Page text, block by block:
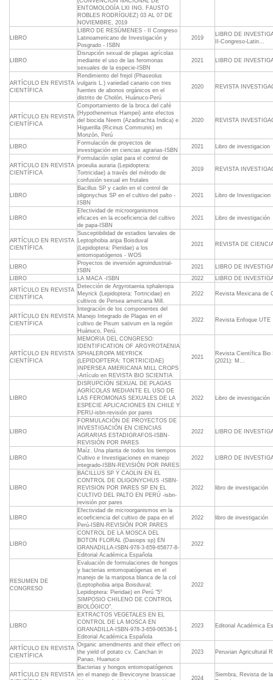
ENTOMOLOGÍA LXI ING. FAUSTO
ROBLES RODRÍGUEZ) 03 AL 07 DE
NOVIEMBRE, 2019
LIBRO
LIBRO DE RESÚMENES - II Congreso
Latinoamericano de Investigación y
Posgrado - ISBN
2019
LIBRO DE
II-Congreso-Latin...
LIBRO
Disrupción sexual de plagas agrícolas
mediante el uso de las feromonas
sexuales de la especie-ISBN
2021 LIBRO DE
ARTÍCULO EN REVISTA
CIENTÍFICA
Rendimiento del frejol (Phaseolus
vulgaris L.) variedad canario con tres
fuentes de abonos orgánicos en el
distrito de Cholón, Huánuco-Perú
2020 REVISTA
ARTÍCULO EN REVISTA
CIENTÍFICA
Comportamiento de la broca del café
(Hypothenemus Hampei) ante efectos
del biocida Neem (Azadirachta Indica) e
Higuerilla (Ricinus Communis) en
Monzón, Perú
2020 REVISTA
LIBRO
Formulación de proyectos de
investigación en ciencias agrarias-ISBN
2021 Libro de investigacion
ARTÍCULO EN REVISTA
CIENTÍFICA
Formulación splat para el control de
proeulia auraria (Lepidoptera:
Tortricidae) a través del método de
confusión sexual en frutales
2019 REVISTA
LIBRO
Bacillus SP y caolin en el control de
oligonychus SP en el cultivo del palto -
ISBN
2021 Libro de Investigacion
LIBRO
Efectividad de microorganismos
eficaces en la ecoeficiencia del cultivo
de papa-ISBN
2021 Libro de investigación
ARTÍCULO EN REVISTA
CIENTÍFICA
Susceptibilidad de estadios larvales de
Leptophobia aripa Boisduval
(Lepidoptera: Pieridae) a los
entomopatógenos - WOS
2021 REVISTA DE
LIBRO
Proyectos de inversión agroindustrial-
ISBN
2021
LIBRO DE
LIBRO
LA MACA -ISBN 2022
LIBRO DE
ARTÍCULO EN REVISTA
CIENTÍFICA
Detección de Argyrotaenia sphaleropa
Meyrick (Lepidoptera: Tortricidae) en
cultivos de Persea americana Mill.
2022 Revista Mexicana de
ARTÍCULO EN REVISTA
CIENTÍFICA
Integración de los componentes del
Manejo Integrado de Plagas en el
cultivo de Pisum sativum en la región
Huánuco, Perú.
2022 Revista Enfoque UTE
ARTÍCULO EN REVISTA
CIENTÍFICA
MEMORIA DEL CONGRESO:
IDENTIFICATION OF ARGYROTAENIA
SPHALEROPA MEYRICK
(LEPIDOPTERA: TORTRICIDAE)
INPERSEA AMERICANA MILL CROPS
-Artículo en REVISTA BIO SCIENTIA
2021
Revista Científica Bio
(2021): M...
LIBRO
DISRUPCIÓN SEXUAL DE PLAGAS
AGRÍCOLAS MEDIANTE EL USO DE
LAS FEROMONAS SEXUALES DE LA
ESPECIE APLICACIONES EN CHILE Y
PERU-isbn-revisión por pares
2022 Libro de investigación
LIBRO
FORMULACIÓN DE PROYECTOS DE
INVESTIGACIÓN EN CIENCIAS
AGRARIAS ESTADIGRAFOS-ISBN-
REVISIÓN POR PARES
2022 LIBRO DE
LIBRO
Maíz. Una planta de todos los tiempos
Cultivo e Investigaciones en manejo
integrado-ISBN-REVISIÓN POR PARES
2022 LIBRO DE
LIBRO
BACILLUS SP Y CAOLIN EN EL
CONTROL DE OLIGONYCHUS -ISBN-
REVISION POR PARES SP EN EL
CULTIVO DEL PALTO EN PERÚ -isbn-
revisión por pares
2022 libro de investigación
LIBRO
Efectividad de microorganismos en la
ecoeficiencia del cultivo de papa en el
Perú-ISBN-REVISIÓN POR PARES
2022 libro de investigación
LIBRO
CONTROL DE LA MOSCA DEL
BOTON FLORAL (Dasiops sp) EN
GRANADILLA-ISBN-978-3-659-65877-8-
Editorial Académica Española
2022
RESUMEN DE
CONGRESO
Evaluación de formulaciones de hongos
y bacterias entomopatógenas en el
manejo de la mariposa blanca de la col
(Leptophobia aripa Boisduval;
Lepidoptera: Pieridae) en Perú "5°
SIMPOSIO CHILENO DE CONTROL
BIOLÓGICO".
2022
LIBRO
EXTRACTOS VEGETALES EN EL
CONTROL DE LA MOSCA EN
GRANADILLA-ISBN-978-3-659-06536-1
Editorial Académica Española
2023 Editorial Académica
ARTÍCULO EN REVISTA
CIENTÍFICA
Organic amendments and their effect on
the yield of potato cv. Canchan in
Panao, Huanuco
2023 Peruvian Agricultural
ARTÍCULO EN REVISTA
Bacterias y hongos entomopatógenos
en el manejo de Brevicoryne brassicae
2024
Siembra, Revista de